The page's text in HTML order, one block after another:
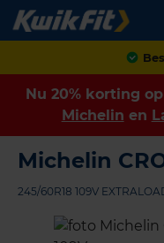
Nu 20% korting op
Michelin en
Michelin
245/60R18 109V